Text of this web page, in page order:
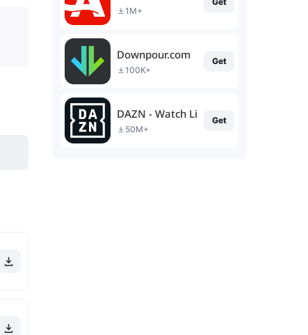
1M+
Downpour.com
100K+
Get
DAZN - Watch Live Sports
50M+
Get